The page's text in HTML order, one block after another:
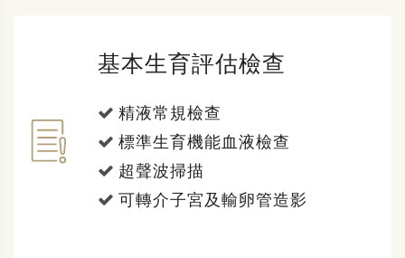
基本生育評估檢查
精液常規檢查
標準生育機能血液檢查
超聲波掃描
可轉介子宮及輸卵管造影